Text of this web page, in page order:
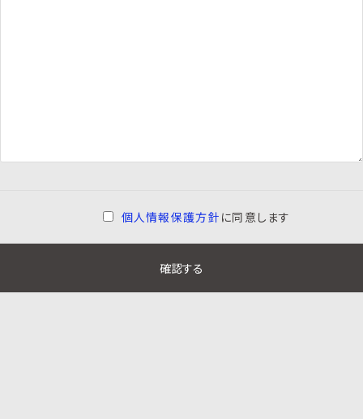
個人情報保護方針 に同意します